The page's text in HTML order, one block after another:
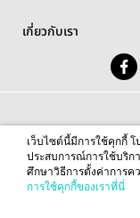
เกี่ยวกับเรา
© 2026
This site is protected by
เว็บไซต์นี้มีการใช้คุกกี้
ประสบการณ์การใช้บริ
ศึกษาวิธีการตั้งค่าการ
การใช้คุกกี้ของเราที่นี่